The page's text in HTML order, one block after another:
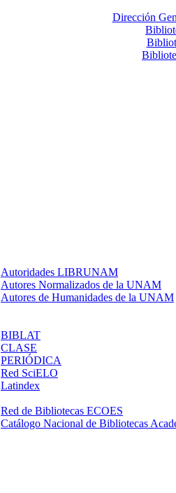
Dirección
Autoridades LIBRUNAM
Autores Normalizados de la UNAM
Autores de Humanidades de la UNAM
BIBLAT
CLASE
PERIÓDICA
Red SciELO
Latindex
Red de Bibliotecas ECOES
Catálogo Nacional de Bibliotecas